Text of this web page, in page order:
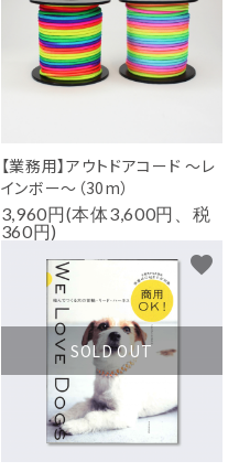
【業務用】アウトドアコード ～レ
インボー～（30m）
3,960円(本体3,600円、税
360円)
SOLD OUT
favorite